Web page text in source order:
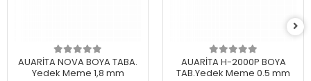
AUARİTA NOVA BOYA TABA.
Yedek Meme 1,8 mm
AUARİTA H-2000P BOYA
TAB.Yedek Meme 0.5 mm